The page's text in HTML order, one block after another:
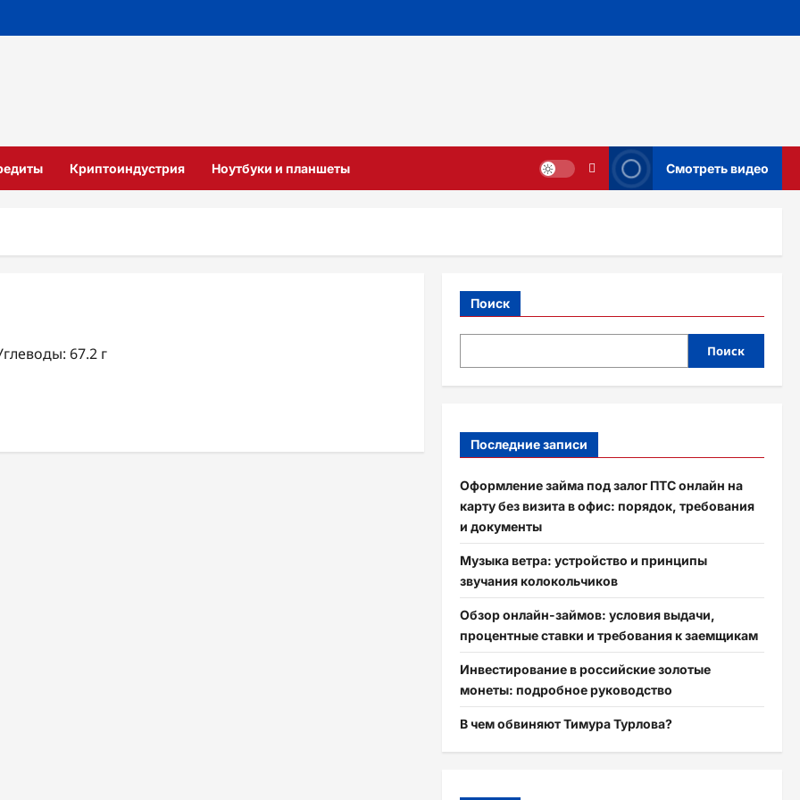
Криптоиндустрия Ноутбуки и планшеты Смотреть видео
67.2 г
Поиск
Поиск
Последние записи
Оформление займа под залог ПТС онлайн на
карту без визита в офис: порядок, требования
и документы
Музыка ветра: устройство и принципы
звучания колокольчиков
Обзор онлайн-займов: условия выдачи,
процентные ставки и требования к заемщикам
Инвестирование в российские золотые
монеты: подробное руководство
В чем обвиняют Тимура Турлова?